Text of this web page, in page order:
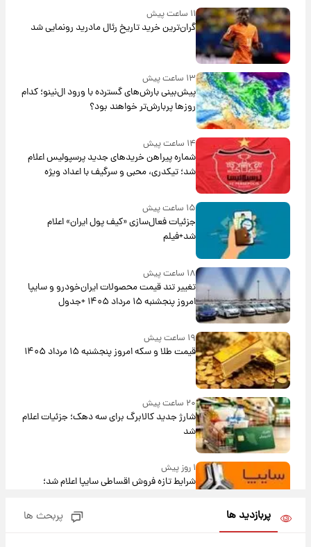
۱۱ ساعت پیش
گران‌ترین خرید تاریخ رئال مادرید رونمایی شد
۱۳ ساعت پیش
پیش‌بینی بارش‌های گسترده با ورود ال‌نینو؛ کدام
روزها پربارش‌تر خواهند بود؟
۱۴ ساعت پیش
شماره پیراهن خریدهای جدید پرسپولیس اعلام
شد؛ تیکدری، محبی و سرگیف با اعداد ویژه
۱۵ ساعت پیش
جزئیات فعال‌سازی «کیف پول ایران» اعلام
شد+فیلم
۱۸ ساعت پیش
تغییر تند قیمت محصولات ایران‌خودرو و سایپا
امروز پنجشنبه ۱۵ مرداد ۱۴۰۵ +جدول
۱۹ ساعت پیش
قیمت طلا و سکه امروز پنجشنبه ۱۵ مرداد ۱۴۰۵
۲۰ ساعت پیش
شارژ جدید کالابرگ برای سه دهک؛ جزئیات اعلام
شد
۱ روز پیش
شرایط تازه فروش اقساطی سایپا اعلام شد؛
پربازدید ها پربحث ها